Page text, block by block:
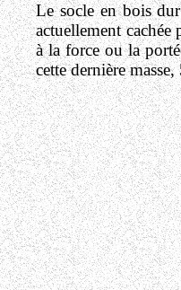
Le socle en bois
actuellement
à la force ou la
cette dernière